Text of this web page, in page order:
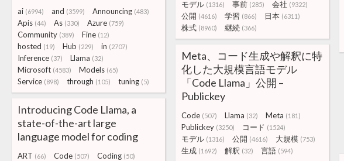
ai (6994) and (3599) Announcing (483)
Apis (44) As (330) Azure (759)
Community (389) Fine (12)
hosted (19) Hub (229) in (2707)
Inference (37) Llama (32)
Microsoft (4583) Models (65)
Service (898) through (105) tuning (5)
モデル (1316) 事前 (285) 会社 (9322)
公開 (4616) 学習 (866) 日本 (6311)
株式 (8960) 継続 (366)
Meta、コード生成や解釈に特
化した大規模言語モデル
「Code Llama」公開 –
Publickey
Code (507) Llama (32) Meta (181)
Publickey (3250) コード (1524)
モデル (1316) 公開 (4616) 大規模 (753)
生成 (1692) 解釈 (32) 言語 (594)
Introducing Code Llama, a
state-of-the-art large
language model for coding
ART (66) Code (507) Coding (50)